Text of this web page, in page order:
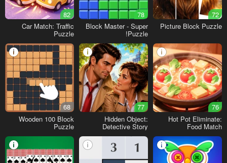
72
Picture Block Puzzle
78
Block Master - Super
Puzzle!
82
Car Match: Traffic
Puzzle
76
Hot Pot Eliminate:
Food Match
77
Hidden Object:
Detective Story
68
Wooden 100 Block
Puzzle